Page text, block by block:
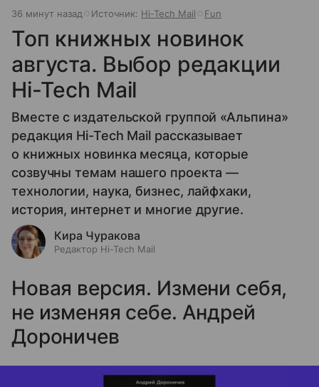
36 минут назад Источник: Hi-Tech Mail Fun
Топ книжных новинок
августа. Выбор редакции
Hi-Tech Mail
Вместе с издательской группой «Альпина»
редакция Hi-Tech Mail рассказывает
о книжных новинка месяца, которые
созвучны темам нашего проекта —
технологии, наука, бизнес, лайфхаки,
история, интернет и многие другие.
Кира Чуракова
Редактор Hi-Tech Mail
Новая версия. Измени себя,
не изменяя себе. Андрей
Дороничев